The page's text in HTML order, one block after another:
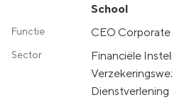
School
CEO Corporate
Financiële
Dienstverlening